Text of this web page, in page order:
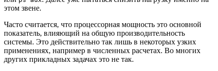
этом звене.
Часто считается, что процессорная мощность это основной
показатель, влияющий на общую производительность
системы. Это действительно так лишь в некоторых узких
применениях, например в численных расчетах. Во многих
других прикладных задачах это не так.